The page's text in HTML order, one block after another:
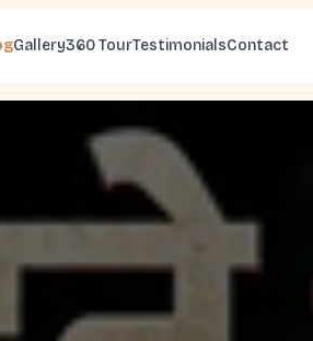
Gallery360 TourTestimonialsContact